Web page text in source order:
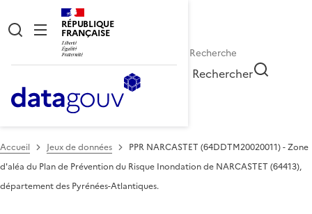
RÉPUBLIQUE
FRANÇAISE
Rechercher
Accueil Jeux de données
PPR NARCASTET (64DDTM20020011) - Zone
d'aléa du Plan de Prévention du Risque Inondation de NARCASTET (64413),
département des Pyrénées-Atlantiques.